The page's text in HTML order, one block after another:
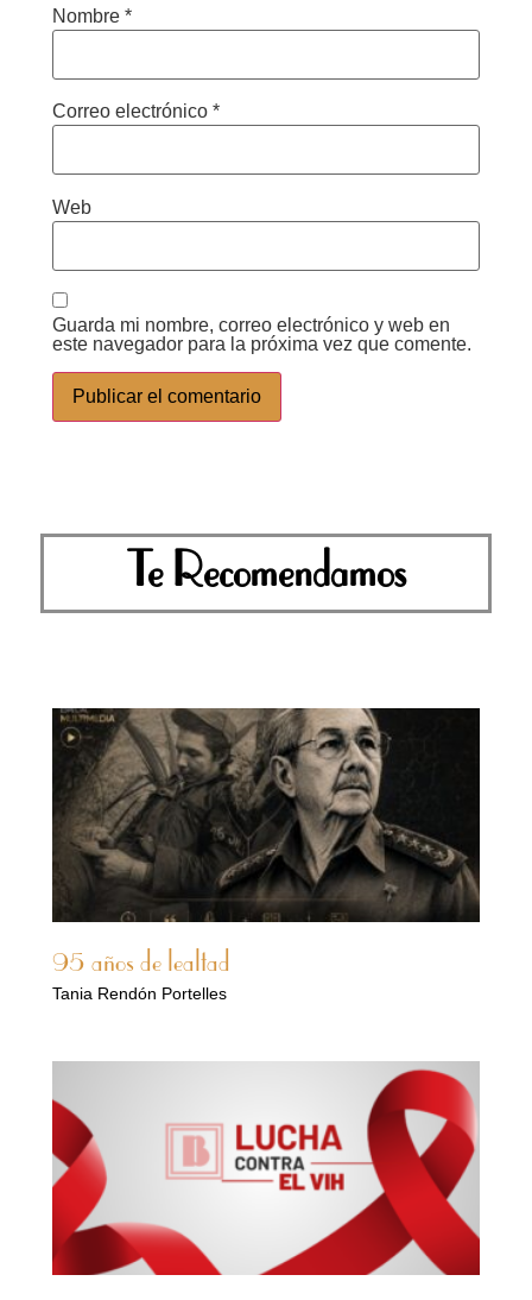
Nombre *
Correo electrónico *
Web
Guarda mi nombre, correo electrónico y web en
este navegador para la próxima vez que comente.
Te Recomendamos
95 años de lealtad
Tania Rendón Portelles